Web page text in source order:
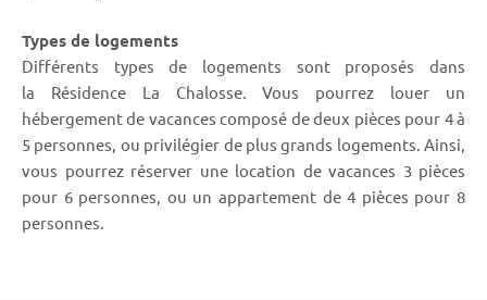
Types de logements
Différents types de logements sont proposés dans
la Résidence La Chalosse. Vous pourrez louer un
hébergement de vacances composé de deux pièces pour 4 à
5 personnes, ou privilégier de plus grands logements. Ainsi,
vous pourrez réserver une location de vacances 3 pièces
pour 6 personnes, ou un appartement de 4 pièces pour 8
personnes.